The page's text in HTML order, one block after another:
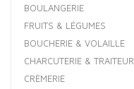
BOULANGERIE
FRUITS & LÉGUMES
BOUCHERIE & VOLAILLE
CHARCUTERIE & TRAITEUR
CRÈMERIE